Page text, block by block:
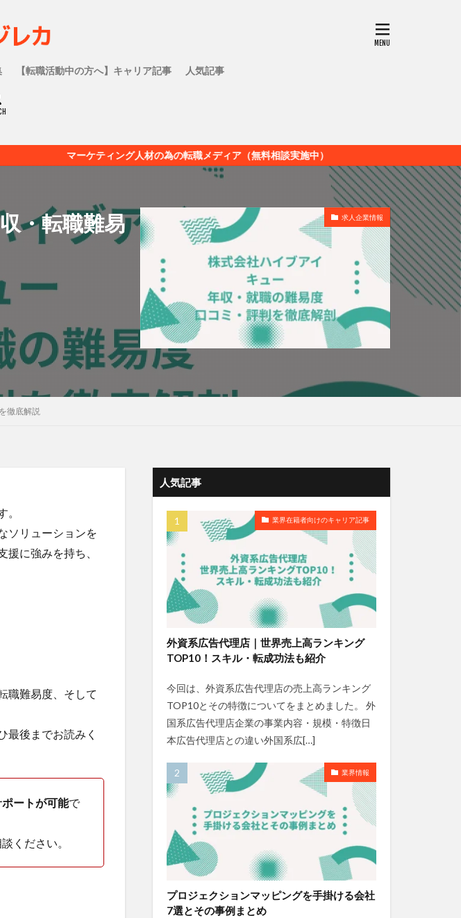
【転職活動中の方へ】キャリア記事 人気記事
ーケティング人材の為の転職メディア（無料相談実施中）
・転職難易
求人企業情報
徹底解説
ソリューションを
に強みを持ち、
職難易度、そして
最後までお読みく
ートが可能で
ください。
人気記事
業界在籍者向けのキャリア記事
外資系広告代理店｜世界売上高ランキング
TOP10！スキル・転成功法も紹介
今回は、外資系広告代理店の売上高ランキング
TOP10とその特徴についてをまとめました。 外
国系広告代理店企業の事業内容・規模・特徴日
本広告代理店との違い外国系広[…]
業界情報
プロジェクションマッピングを手掛ける会社
7選とその事例まとめ